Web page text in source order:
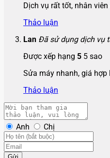
Dịch vụ rất tốt, nhân
Thảo luận
Lan Đã sử dụng dịch vụ
Được xếp hạng 5 5 sao
Sửa máy nhanh, giá hợp
Thảo luận
Anh Chị